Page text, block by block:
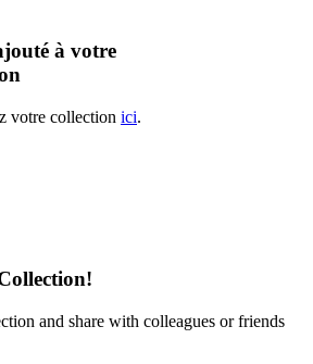
à votre
votre collection ici.
and share with colleagues or friends